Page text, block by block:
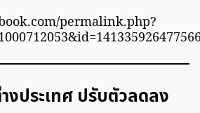
permalink.php?
างประเทศ ปรับตัวลดลง